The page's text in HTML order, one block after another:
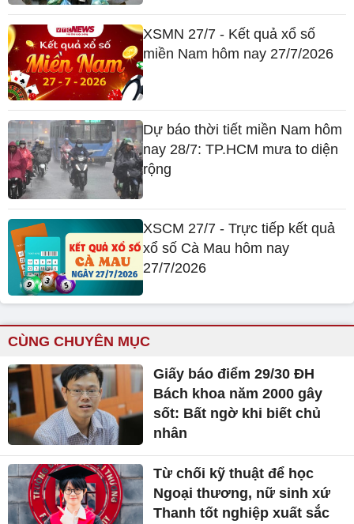
XSMN 27/7 - Kết quả xổ số
miền Nam hôm nay 27/7/2026
Dự báo thời tiết miền Nam hôm
nay 28/7: TP.HCM mưa to diện
rộng
XSCM 27/7 - Trực tiếp kết quả
xổ số Cà Mau hôm nay
27/7/2026
CÙNG CHUYÊN MỤC
Giấy báo điểm 29/30 ĐH
Bách khoa năm 2000 gây
sốt: Bất ngờ khi biết chủ
nhân
Từ chối kỹ thuật để học
Ngoại thương, nữ sinh xứ
Thanh tốt nghiệp xuất sắc